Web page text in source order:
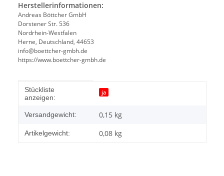
Herstellerinformationen:
Andreas Böttcher GmbH
Dorstener Str. 536
Nordrhein-Westfalen
Herne, Deutschland, 44653
info@boettcher-gmbh.de
https://www.boettcher-gmbh.de
Produkteigenschaft
Wert
Stückliste
anzeigen:
ja
Versandgewicht: 0,15 kg
Artikelgewicht: 0,08 kg